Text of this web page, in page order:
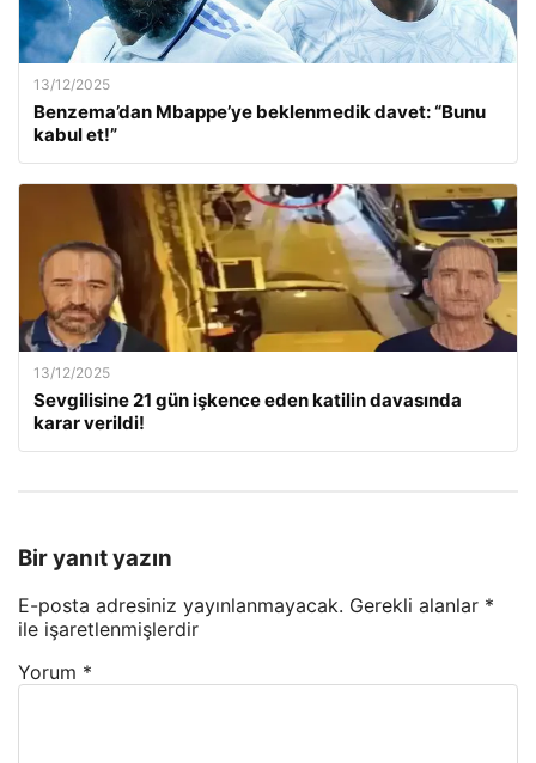
13/12/2025
Benzema’dan Mbappe’ye beklenmedik davet: “Bunu
kabul et!”
13/12/2025
Sevgilisine 21 gün işkence eden katilin davasında
karar verildi!
Bir yanıt yazın
E-posta adresiniz yayınlanmayacak. Gerekli alanlar *
ile işaretlenmişlerdir
Yorum *